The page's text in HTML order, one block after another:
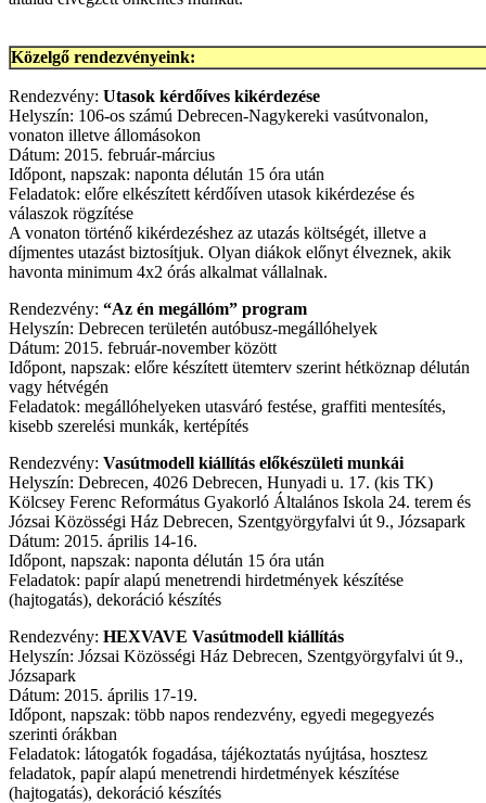
Közelgő rendezvényeink:
Rendezvény: Utasok kérdőíves kikérdezése
Helyszín: 106-os számú Debrecen-Nagykereki vasútvonalon,
vonaton illetve állomásokon
Dátum: 2015. február-március
Időpont, napszak: naponta délután 15 óra után
Feladatok: előre elkészített kérdőíven utasok kikérdezése és
válaszok rögzítése
A vonaton történő kikérdezéshez az utazás költségét, illetve a
díjmentes utazást biztosítjuk. Olyan diákok előnyt élveznek, akik
havonta minimum 4x2 órás alkalmat vállalnak.
Rendezvény: “Az én megállóm” program
Helyszín: Debrecen területén autóbusz-megállóhelyek
Dátum: 2015. február-november között
Időpont, napszak: előre készített ütemterv szerint hétköznap délután
vagy hétvégén
Feladatok: megállóhelyeken utasváró festése, graffiti mentesítés,
kisebb szerelési munkák, kertépítés
Rendezvény: Vasútmodell kiállítás előkészületi munkái
Helyszín: Debrecen, 4026 Debrecen, Hunyadi u. 17. (kis TK)
Kölcsey Ferenc Református Gyakorló Általános Iskola 24. terem és
Józsai Közösségi Ház Debrecen, Szentgyörgyfalvi út 9., Józsapark
Dátum: 2015. április 14-16.
Időpont, napszak: naponta délután 15 óra után
Feladatok: papír alapú menetrendi hirdetmények készítése
(hajtogatás), dekoráció készítés
Rendezvény: HEXVAVE Vasútmodell kiállítás
Helyszín: Józsai Közösségi Ház Debrecen, Szentgyörgyfalvi út 9.,
Józsapark
Dátum: 2015. április 17-19.
Időpont, napszak: több napos rendezvény, egyedi megegyezés
szerinti órákban
Feladatok: látogatók fogadása, tájékoztatás nyújtása, hosztesz
feladatok, papír alapú menetrendi hirdetmények készítése
(hajtogatás), dekoráció készítés